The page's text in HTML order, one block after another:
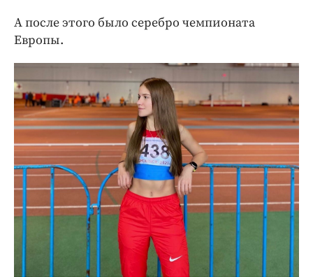
А после этого было серебро чемпионата
Европы.